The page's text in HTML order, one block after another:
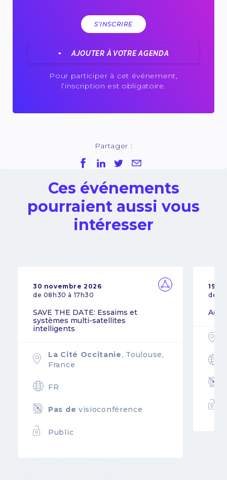
S'INSCRIRE
AJOUTER À VOTRE AGENDA
Pour participer à cet événement,
l’inscription est obligatoire.
Partager :
Ces événements
pourraient aussi vous
intéresser
30 novembre 2026
de 08h30 à 17h30
SAVE THE DATE: Essaims et
systèmes multi-satellites
intelligents
La Cité Occitanie, Toulouse,
France
FR
Pas de visioconférence
Public
19
de